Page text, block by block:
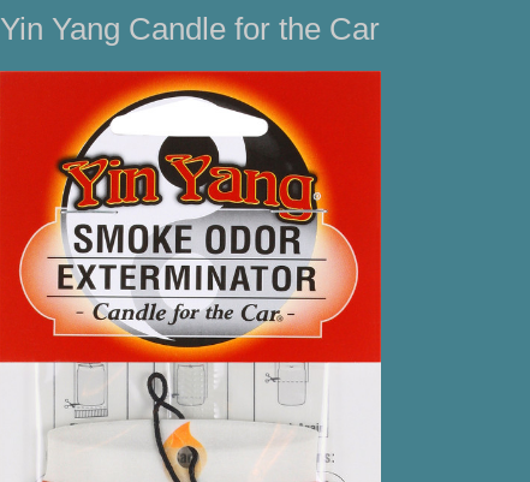
Yin Yang Candle for the Car